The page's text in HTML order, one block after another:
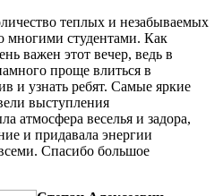
теплых и незабываемых
многими студентами. Как
важен этот вечер, ведь в
проще влиться в
и узнать ребят. Самые яркие
выступления
атмосфера веселья и задора,
и придавала энергии
Спасибо большое